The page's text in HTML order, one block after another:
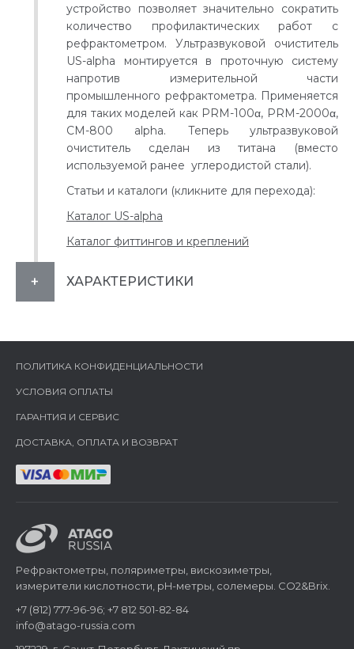
устройство позволяет значительно сократить
количество профилактических работ с
рефрактометром. Ультразвуковой очиститель
US-alpha монтируется в проточную систему
напротив измерительной части
промышленного рефрактометра. Применяется
для таких моделей как PRM-100α, PRM-2000α,
CM-800 alpha. Теперь ультразвуковой
очиститель сделан из титана (вместо
используемой ранее углеродистой стали).
Статьи и каталоги (кликните для перехода):
Каталог US-alpha
Каталог фиттингов и креплений
ХАРАКТЕРИСТИКИ
ПОЛИТИКА КОНФИДЕНЦИАЛЬНОСТИ
УСЛОВИЯ ОПЛАТЫ
ГАРАНТИЯ И СЕРВИС
ДОСТАВКА, ОПЛАТА И ВОЗВРАТ
Рефрактометры, поляриметры, вискозиметры,
измерители кислотности, pH-метры, солемеры. CO2&Brix.
+7 (812) 777-96-96; +7 812 501-82-84
info@atago-russia.com